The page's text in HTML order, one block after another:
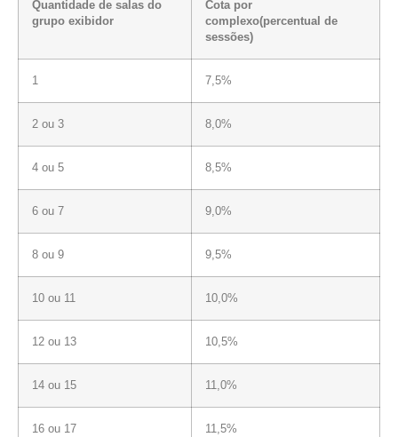
Quantidade de salas do
grupo exibidor
Cota por
complexo(percentual de
sessões)
1 7,5%
2 ou 3 8,0%
4 ou 5 8,5%
6 ou 7 9,0%
8 ou 9 9,5%
10 ou 11 10,0%
12 ou 13 10,5%
14 ou 15 11,0%
16 ou 17 11,5%